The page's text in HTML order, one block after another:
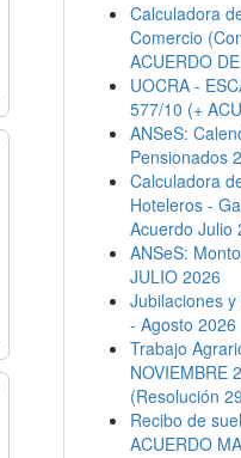
Calculadora
Comercio
ACUERDO
UOCRA -
577/10 (+
ANSeS:
Pensionados
Calculadora
Hoteleros -
Acuerdo Julio
ANSeS:
JULIO 2026
Jubilaciones
- Agosto 2026
Trabajo
NOVIEMBRE
(Resolución
Recibo de
ACUERDO